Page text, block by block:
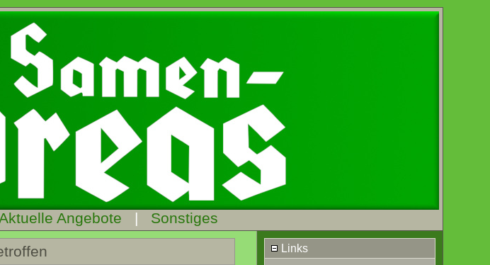
Angebote | Sonstiges
Links